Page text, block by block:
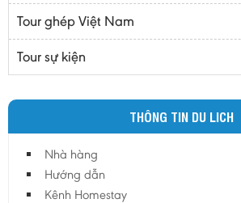
Đồng Nai
Đồng Tháp
Đắc Lắc
Hà Nam
Hà Tĩnh
Tour ghép Việt Nam
Tour sự kiện
THÔNG TIN DU LICH
Nhà hàng
Hướng dẫn
Kênh Homestay